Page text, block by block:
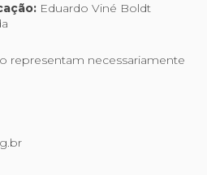
Eduardo Viné Boldt
representam necessariamente